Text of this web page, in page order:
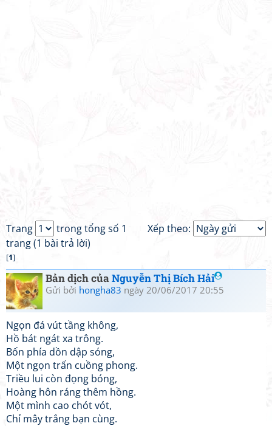
Xếp theo:
Trang
trong tổng số 1
trang (1 bài trả lời)
[1]
Bản dịch củaNguyễn Thị Bích Hải
Gửi bởi hongha83 ngày 20/06/2017 20:55
Ngọn đá vút tầng không,
Hồ bát ngát xa trông.
Bốn phía dồn dập sóng,
Một ngọn trấn cuồng phong.
Triều lui còn đọng bóng,
Hoàng hôn ráng thêm hồng.
Một mình cao chót vót,
Chỉ mây trắng bạn cùng.